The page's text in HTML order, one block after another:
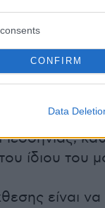
CONFIRM
Data
μυκηναϊκό
στο Εθνικό
πρώτη
ίδιου του
είναι